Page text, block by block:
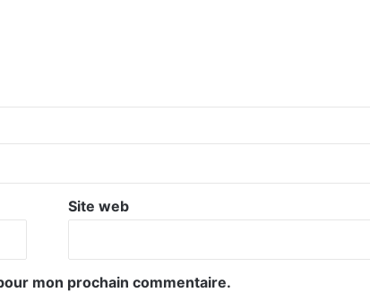
Site web
mon prochain commentaire.